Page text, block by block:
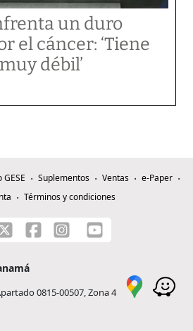
un duro
el cáncer: ‘Tiene
débil’
Suplementos Ventas
e-Paper
Términos y condiciones
0815-00507, Zona 4